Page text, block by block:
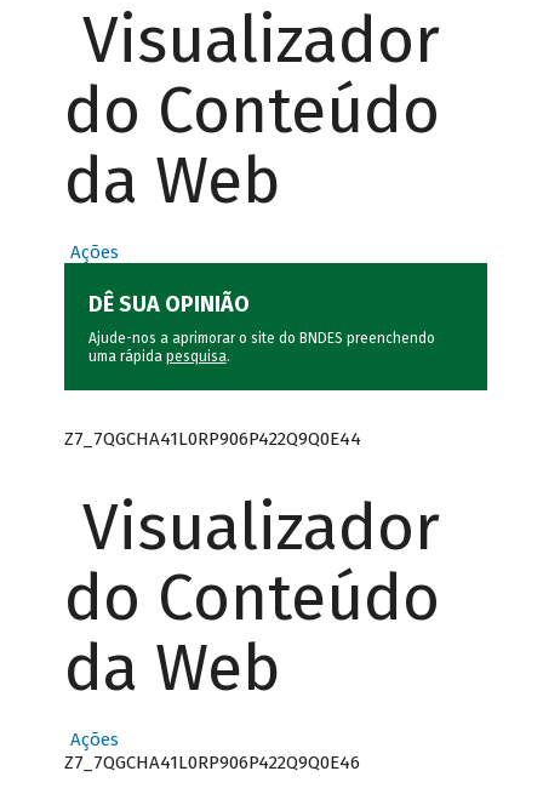
Visualizador
do Conteúdo
da Web
Ações
DÊ SUA OPINIÃO
Ajude-nos a aprimorar o site do BNDES preenchendo
uma rápida pesquisa.
Z7_7QGCHA41L0RP906P422Q9Q0E44
Visualizador
do Conteúdo
da Web
Ações
Z7_7QGCHA41L0RP906P422Q9Q0E46